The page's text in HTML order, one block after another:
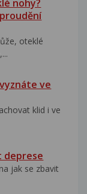
nohy?
oteklé
ve
klid i ve
deprese
jak se zbavit